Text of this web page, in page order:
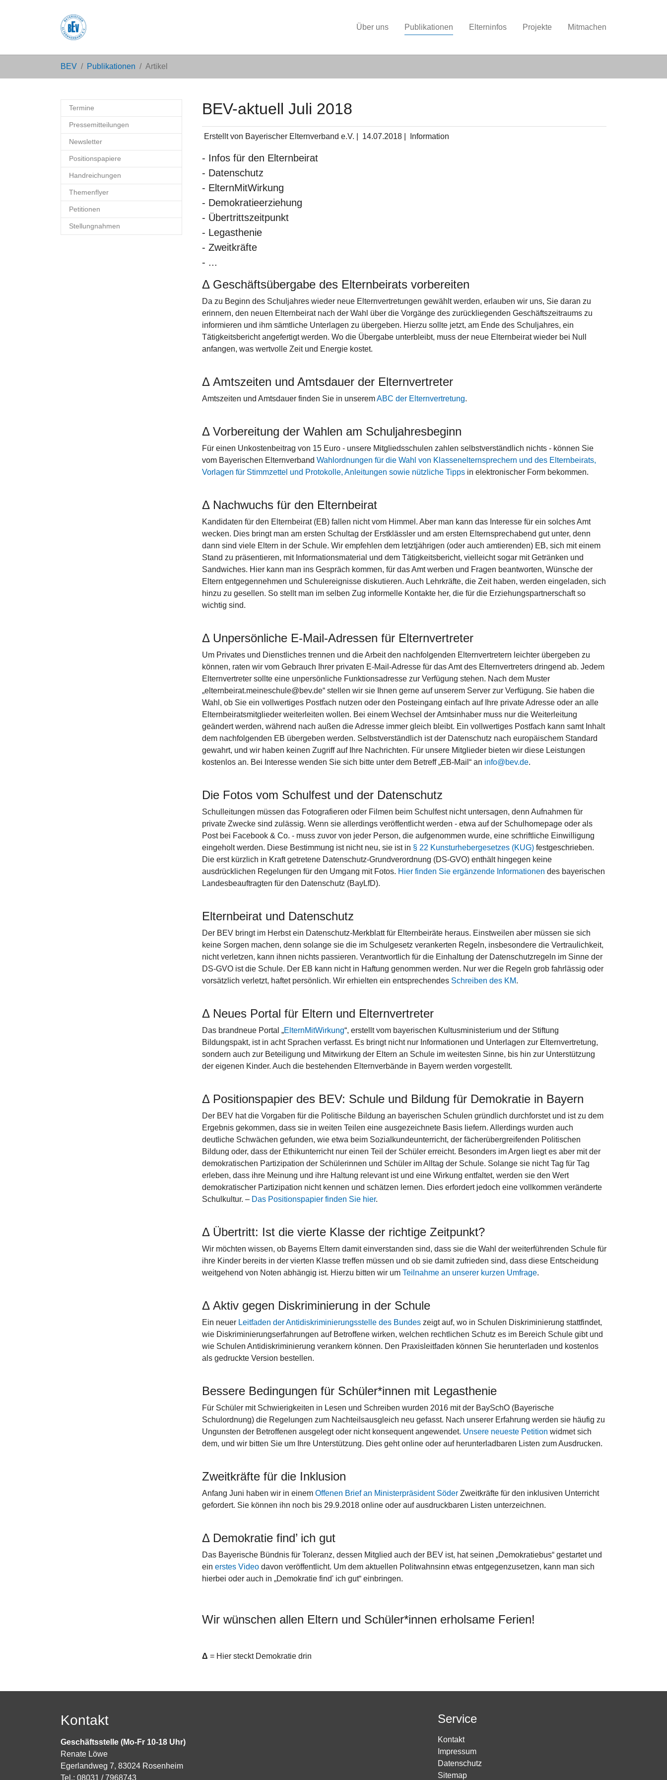
Über uns Publikationen Elterninfos Projekte Mitmachen
BEV Publikationen Artikel
Termine
Pressemitteilungen
Newsletter
Positionspapiere
Handreichungen
Themenflyer
Petitionen
Stellungnahmen
BEV-aktuell Juli 2018
Erstellt von Bayerischer Elternverband e.V. | 14.07.2018 Information
- Infos für den Elternbeirat
- Datenschutz
- ElternMitWirkung
- Demokratieerziehung
- Übertrittszeitpunkt
- Legasthenie
- Zweitkräfte
- ...
Δ Geschäftsübergabe des Elternbeirats vorbereiten
Da zu Beginn des Schuljahres wieder neue Elternvertretungen gewählt werden, erlauben wir uns, Sie daran zu
erinnern, den neuen Elternbeirat nach der Wahl über die Vorgänge des zurückliegenden Geschäftszeitraums zu
informieren und ihm sämtliche Unterlagen zu übergeben. Hierzu sollte jetzt, am Ende des Schuljahres, ein
Tätigkeitsbericht angefertigt werden. Wo die Übergabe unterbleibt, muss der neue Elternbeirat wieder bei Null
anfangen, was wertvolle Zeit und Energie kostet.
Δ Amtszeiten und Amtsdauer der Elternvertreter
Amtszeiten und Amtsdauer finden Sie in unseremABC der Elternvertretung.
Δ Vorbereitung der Wahlen am Schuljahresbeginn
Für einen Unkostenbeitrag von 15 Euro - unsere Mitgliedsschulen zahlen selbstverständlich nichts - können Sie
vom Bayerischen Elternverband Wahlordnungen für die Wahl von Klassenelternsprechern und des Elternbeirats,
Vorlagen für Stimmzettel und Protokolle, Anleitungen sowie nützliche Tipps in elektronischer Form bekommen.
Δ Nachwuchs für den Elternbeirat
Kandidaten für den Elternbeirat (EB) fallen nicht vom Himmel. Aber man kann das Interesse für ein solches Amt
wecken. Dies bringt man am ersten Schultag der Erstklässler und am ersten Elternsprechabend gut unter, denn
dann sind viele Eltern in der Schule. Wir empfehlen dem letztjährigen (oder auch amtierenden) EB, sich mit einem
Stand zu präsentieren, mit Informationsmaterial und dem Tätigkeitsbericht, vielleicht sogar mit Getränken und
Sandwiches. Hier kann man ins Gespräch kommen, für das Amt werben und Fragen beantworten, Wünsche der
Eltern entgegennehmen und Schulereignisse diskutieren. Auch Lehrkräfte, die Zeit haben, werden eingeladen, sich
hinzu zu gesellen. So stellt man im selben Zug informelle Kontakte her, die für die Erziehungspartnerschaft so
wichtig sind.
Δ Unpersönliche E-Mail-Adressen für Elternvertreter
Um Privates und Dienstliches trennen und die Arbeit den nachfolgenden Elternvertretern leichter übergeben zu
können, raten wir vom Gebrauch Ihrer privaten E-Mail-Adresse für das Amt des Elternvertreters dringend ab. Jedem
Elternvertreter sollte eine unpersönliche Funktionsadresse zur Verfügung stehen. Nach dem Muster
„elternbeirat.meineschule@bev.de“ stellen wir sie Ihnen gerne auf unserem Server zur Verfügung. Sie haben die
Wahl, ob Sie ein vollwertiges Postfach nutzen oder den Posteingang einfach auf Ihre private Adresse oder an alle
Elternbeiratsmitglieder weiterleiten wollen. Bei einem Wechsel der Amtsinhaber muss nur die Weiterleitung
geändert werden, während nach außen die Adresse immer gleich bleibt. Ein vollwertiges Postfach kann samt Inhalt
dem nachfolgenden EB übergeben werden. Selbstverständlich ist der Datenschutz nach europäischem Standard
gewahrt, und wir haben keinen Zugriff auf Ihre Nachrichten. Für unsere Mitglieder bieten wir diese Leistungen
kostenlos an. Bei Interesse wenden Sie sich bitte unter dem Betreff „EB-Mail“ an info@bev.de.
Die Fotos vom Schulfest und der Datenschutz
Schulleitungen müssen das Fotografieren oder Filmen beim Schulfest nicht untersagen, denn Aufnahmen für
private Zwecke sind zulässig. Wenn sie allerdings veröffentlicht werden - etwa auf der Schulhomepage oder als
Post bei Facebook & Co. - muss zuvor von jeder Person, die aufgenommen wurde, eine schriftliche Einwilligung
eingeholt werden. Diese Bestimmung ist nicht neu, sie ist in § 22 Kunsturhebergesetzes (KUG) festgeschrieben.
Die erst kürzlich in Kraft getretene Datenschutz-Grundverordnung (DS-GVO) enthält hingegen keine
ausdrücklichen Regelungen für den Umgang mit Fotos. Hier finden Sie ergänzende Informationen des bayerischen
Landesbeauftragten für den Datenschutz (BayLfD).
Elternbeirat und Datenschutz
Der BEV bringt im Herbst ein Datenschutz-Merkblatt für Elternbeiräte heraus. Einstweilen aber müssen sie sich
keine Sorgen machen, denn solange sie die im Schulgesetz verankerten Regeln, insbesondere die Vertraulichkeit,
nicht verletzen, kann ihnen nichts passieren. Verantwortlich für die Einhaltung der Datenschutzregeln im Sinne der
DS-GVO ist die Schule. Der EB kann nicht in Haftung genommen werden. Nur wer die Regeln grob fahrlässig oder
vorsätzlich verletzt, haftet persönlich. Wir erhielten ein entsprechendes Schreiben des KM.
Δ Neues Portal für Eltern und Elternvertreter
Das brandneue Portal „ElternMitWirkung“, erstellt vom bayerischen Kultusministerium und der Stiftung
Bildungspakt, ist in acht Sprachen verfasst. Es bringt nicht nur Informationen und Unterlagen zur Elternvertretung,
sondern auch zur Beteiligung und Mitwirkung der Eltern an Schule im weitesten Sinne, bis hin zur Unterstützung
der eigenen Kinder. Auch die bestehenden Elternverbände in Bayern werden vorgestellt.
Δ Positionspapier des BEV: Schule und Bildung für Demokratie in Bayern
Der BEV hat die Vorgaben für die Politische Bildung an bayerischen Schulen gründlich durchforstet und ist zu dem
Ergebnis gekommen, dass sie in weiten Teilen eine ausgezeichnete Basis liefern. Allerdings wurden auch
deutliche Schwächen gefunden, wie etwa beim Sozialkundeunterricht, der fächerübergreifenden Politischen
Bildung oder, dass der Ethikunterricht nur einen Teil der Schüler erreicht. Besonders im Argen liegt es aber mit der
demokratischen Partizipation der Schülerinnen und Schüler im Alltag der Schule. Solange sie nicht Tag für Tag
erleben, dass ihre Meinung und ihre Haltung relevant ist und eine Wirkung entfaltet, werden sie den Wert
demokratischer Partizipation nicht kennen und schätzen lernen. Dies erfordert jedoch eine vollkommen veränderte
Schulkultur. – Das Positionspapier finden Sie hier.
Δ Übertritt: Ist die vierte Klasse der richtige Zeitpunkt?
Wir möchten wissen, ob Bayerns Eltern damit einverstanden sind, dass sie die Wahl der weiterführenden Schule für
ihre Kinder bereits in der vierten Klasse treffen müssen und ob sie damit zufrieden sind, dass diese Entscheidung
weitgehend von Noten abhängig ist. Hierzu bitten wir um Teilnahme an unserer kurzen Umfrage.
Δ Aktiv gegen Diskriminierung in der Schule
Ein neuer Leitfaden der Antidiskriminierungsstelle des Bundes zeigt auf, wo in Schulen Diskriminierung stattfindet,
wie Diskriminierungserfahrungen auf Betroffene wirken, welchen rechtlichen Schutz es im Bereich Schule gibt und
wie Schulen Antidiskriminierung verankern können. Den Praxisleitfaden können Sie herunterladen und kostenlos
als gedruckte Version bestellen.
Bessere Bedingungen für Schüler*innen mit Legasthenie
Für Schüler mit Schwierigkeiten in Lesen und Schreiben wurden 2016 mit der BaySchO (Bayerische
Schulordnung) die Regelungen zum Nachteilsausgleich neu gefasst. Nach unserer Erfahrung werden sie häufig zu
Ungunsten der Betroffenen ausgelegt oder nicht konsequent angewendet. Unsere neueste Petition widmet sich
dem, und wir bitten Sie um Ihre Unterstützung. Dies geht online oder auf herunterladbaren Listen zum Ausdrucken.
Zweitkräfte für die Inklusion
Anfang Juni haben wir in einem Offenen Brief an Ministerpräsident Söder Zweitkräfte für den inklusiven Unterricht
gefordert. Sie können ihn noch bis 29.9.2018 online oder auf ausdruckbaren Listen unterzeichnen.
Δ Demokratie find’ ich gut
Das Bayerische Bündnis für Toleranz, dessen Mitglied auch der BEV ist, hat seinen „Demokratiebus“ gestartet und
ein erstes Video davon veröffentlicht. Um dem aktuellen Politwahnsinn etwas entgegenzusetzen, kann man sich
hierbei oder auch in „Demokratie find' ich gut“ einbringen.
Wir wünschen allen Eltern und Schüler*innen erholsame Ferien!
Δ = Hier steckt Demokratie drin
Kontakt
Geschäftsstelle (Mo-Fr 10-18 Uhr)
Renate Löwe
Egerlandweg 7, 83024 Rosenheim
Tel.: 08031 / 7968743
Service
Kontakt
Impressum
Datenschutz
Sitemap